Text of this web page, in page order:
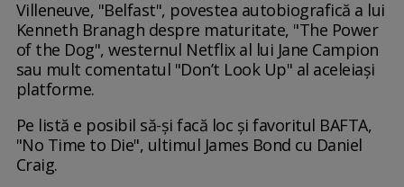
Villeneuve, "Belfast", povestea autobiografică a lui
Kenneth Branagh despre maturitate, "The Power
of the Dog", westernul Netflix al lui Jane Campion
sau mult comentatul "Don’t Look Up" al aceleiaşi
platforme.
Pe listă e posibil să-şi facă loc şi favoritul BAFTA,
"No Time to Die", ultimul James Bond cu Daniel
Craig.